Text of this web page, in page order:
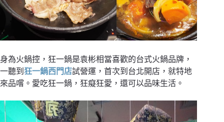
身為火鍋控，狂一鍋是袁彬相當喜歡的台式火鍋品牌，
一聽到 狂一鍋西門店試營運，首次到台北開店，就特地
來品嚐。愛吃狂一鍋，狂癡狂愛，還可以品味生活。